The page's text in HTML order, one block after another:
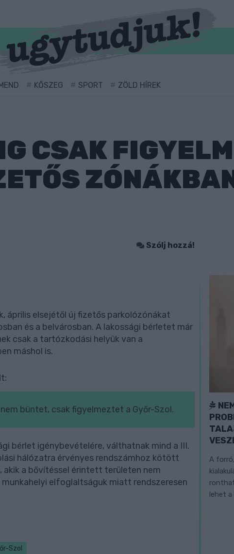
KŐSZEG SPORT ZÖLD HÍREK
CSAK
Szólj hozzá!
április elsejétől új fizetős parkolózónákat
és a belvárosban. A lakossági bérletet már
csak a tartózkodási helyük van a
máshol is.
büntet, csak figyelmeztet a Győr-Szol.
bérlet igénybevételére, válthatnak mind a III.
hálózatra érvényes rendszámhoz kötött
akik a bővítéssel érintett területen nem
elfoglaltságuk miatt rendszeresen
Szol
A
lehet a